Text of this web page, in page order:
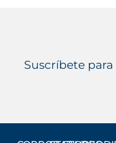
Suscríbete